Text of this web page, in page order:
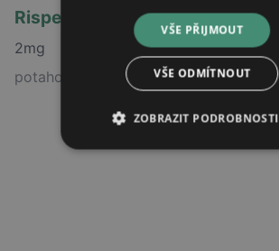
Risperidon vipharm
potahovaná tableta
2mg
VŠE PŘIJMOUT
VŠE ODMÍTNOUT
ZOBRAZIT PODROBNOSTI